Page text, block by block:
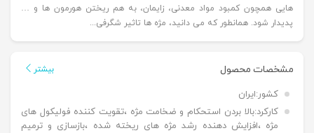
هایی همچون کمبود مواد معدنی، زایمان، به هم ریختن هورمون ها و …
پدیدار شود. همانطور که می دانید، مژه ها تاثیر شگرفی...
مشخصات محصول بیشتر
کشور:ایران
کارکرد:بالا بردن استحکام و ضخامت مژه ،تقویت کننده فولیکول های
مژه ،افزایش دهنده رشد مژه های ریخته شده ،بازسازی و ترمیم